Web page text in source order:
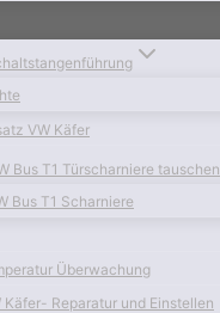
VW Käfer
Bus T1 Türscharniere tauschen
Bus T1 Scharniere
Überwachung
Käfer- Reparatur und Einstellen